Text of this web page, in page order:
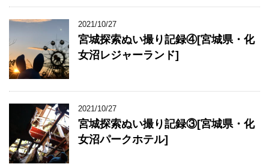
2021/10/27
宮城探索ぬい撮り記録④[宮城県・化
女沼レジャーランド]
2021/10/27
宮城探索ぬい撮り記録③[宮城県・化
女沼パークホテル]